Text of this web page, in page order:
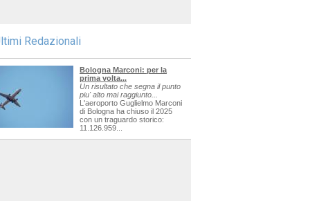
Redazionali
Bologna Marconi: per la
prima volta...
Un risultato che segna il punto
piu' alto mai raggiunto...
L'aeroporto Guglielmo Marconi
di Bologna ha chiuso il 2025
con un traguardo storico:
11.126.959...